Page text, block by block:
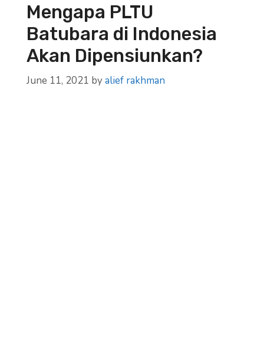
Mengapa PLTU
Batubara di Indonesia
Akan Dipensiunkan?
June 11, 2021 byalief rakhman